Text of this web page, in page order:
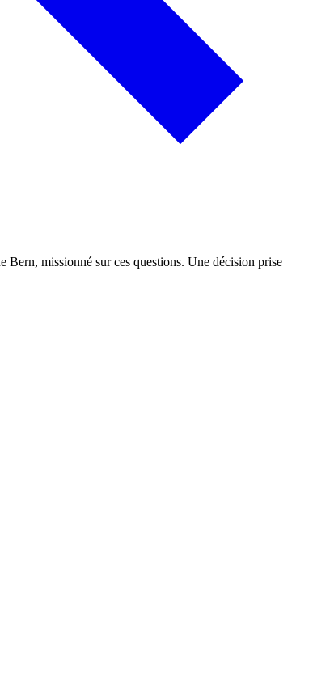
Bern, missionné sur ces questions. Une décision prise